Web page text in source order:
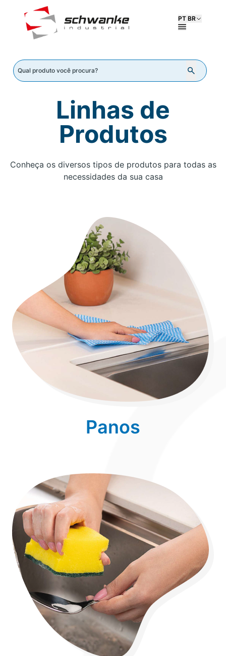
PT BR
Linhas de
Produtos
Conheça os diversos tipos de produtos para todas as
necessidades da sua casa
Panos